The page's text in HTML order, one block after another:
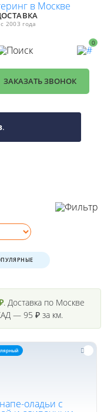
2003 года
0
ЗАКАЗАТЬ ЗВОНОК
. Доставка по Москве
— 95 ₽ за км.